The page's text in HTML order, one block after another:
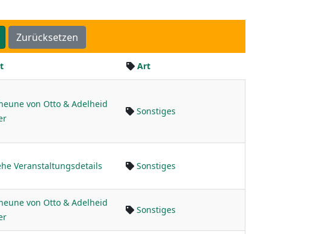
Zurücksetzen
Art
von Otto & Adelheid
Sonstiges
Veranstaltungsdetails Sonstiges
von Otto & Adelheid
Sonstiges